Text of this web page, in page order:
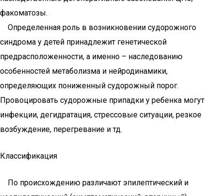
факоматозы.
Определенная роль в возникновении судорожного
синдрома у детей принадлежит генетической
предрасположенности, а именно – наследованию
особенностей метаболизма и нейродинамики,
определяющих пониженный судорожный порог.
Провоцировать судорожные припадки у ребенка могут
инфекции, дегидратация, стрессовые ситуации, резкое
возбуждение, перегревание и тд.
Классификация
По происхождению различают эпилептический и